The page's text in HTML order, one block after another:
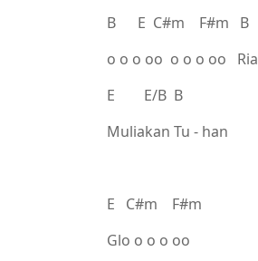
B E C#m F#m B
o o o oo o o o oo Ria
E E/B B
Muliakan Tu - han
E C#m F#m
Glo o o o oo